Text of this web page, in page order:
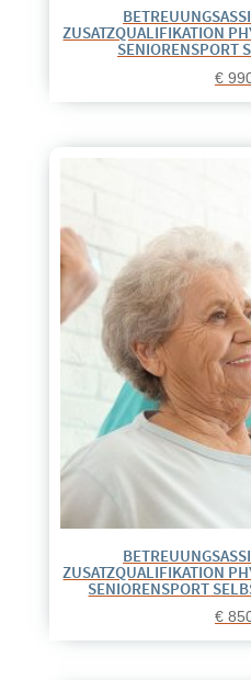
ZUSATZQUALIFIKATION
SENIORENSPORT
€
ZUSATZQUALIFIKATION
SENIORENSPORT
€